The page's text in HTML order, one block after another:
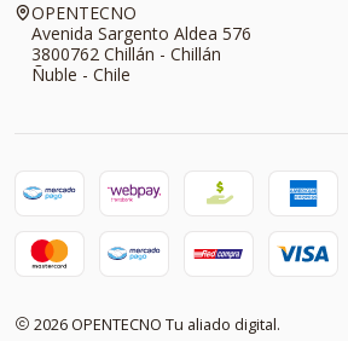
OPENTECNO
Avenida Sargento Aldea 576
3800762 Chillán - Chillán
Ñuble - Chile
2026 OPENTECNO Tu aliado digital.